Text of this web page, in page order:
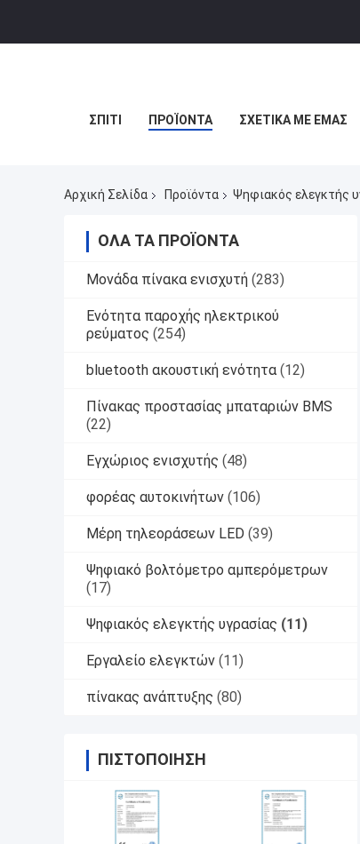
ΣΠΊΤΙ ΠΡΟΪΌΝΤΑ ΣΧΕΤΙΚΆ ΜΕ ΕΜΆΣ
Αρχική Σελίδα Προϊόντα Ψηφιακός ελεγκτής
ΌΛΑ ΤΑ ΠΡΟΪΌΝΤΑ
Μονάδα πίνακα ενισχυτή (283)
Ενότητα παροχής ηλεκτρικού
ρεύματος (254)
bluetooth ακουστική ενότητα (12)
Πίνακας προστασίας μπαταριών BMS
(22)
Εγχώριος ενισχυτής (48)
φορέας αυτοκινήτων (106)
Μέρη τηλεοράσεων LED (39)
Ψηφιακό βολτόμετρο αμπερόμετρων
(17)
Ψηφιακός ελεγκτής υγρασίας (11)
Εργαλείο ελεγκτών (11)
πίνακας ανάπτυξης (80)
ΠΙΣΤΟΠΟΊΗΣΗ